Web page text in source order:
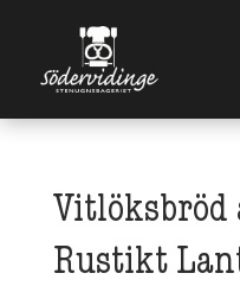
Vitlöksbröd
Rustikt